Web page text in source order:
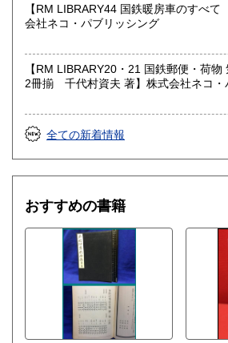
【RM LIBRARY44 国鉄暖房車のすべ
会社ネコ・パブリッシング
【RM LIBRARY20・21 国鉄郵便・荷
2冊揃 千代村資夫 著】株式会社ネコ・
全ての新着情報
おすすめの書籍